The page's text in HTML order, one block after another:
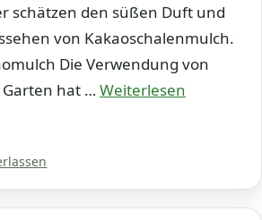
schätzen den süßen Duft und
von Kakaoschalenmulch.
Die Verwendung von
Garten hat …Weiterlesen